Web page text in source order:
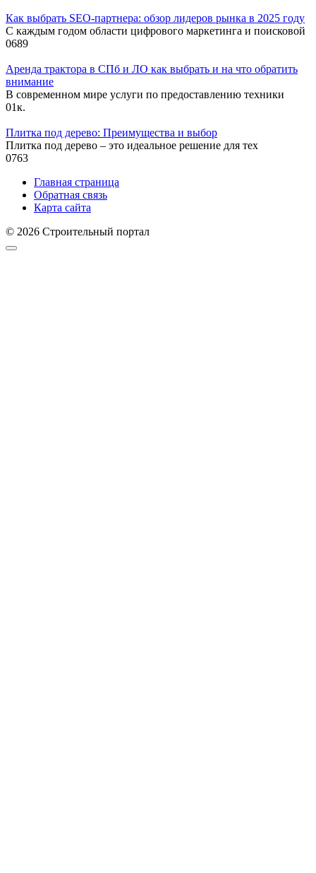
Как выбрать SEO-партнера: обзор лидеров рынка в 2025 году
С каждым годом области цифрового маркетинга и поисковой
0689
Аренда трактора в СПб и ЛО как выбрать и на что обратить
внимание
В современном мире услуги по предоставлению техники
01к.
Плитка под дерево: Преимущества и выбор
Плитка под дерево – это идеальное решение для тех
0763
Главная страница
Обратная связь
Карта сайта
© 2026 Строительный портал